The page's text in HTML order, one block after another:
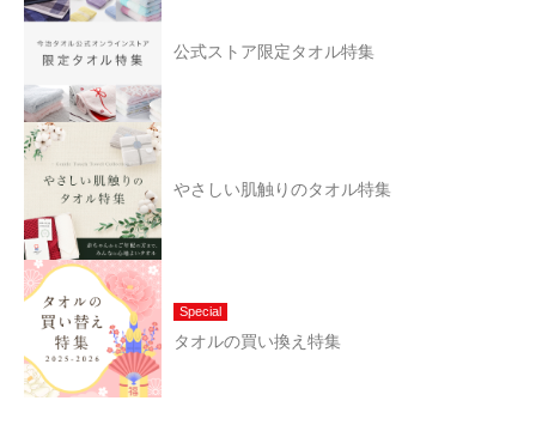
公式ストア限定タオル特集
やさしい肌触りのタオル特集
Special
タオルの買い換え特集